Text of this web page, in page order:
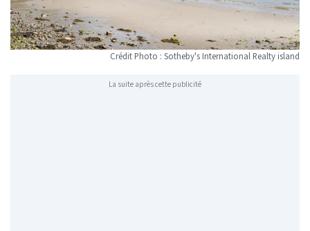
Crédit Photo : Sotheby's International Realty island
La suite après cette publicité